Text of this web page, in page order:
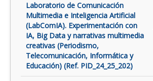
Laboratorio de Comunicación
Multimedia e Inteligencia Artificial
(LabComIA). Experimentación con
IA, Big Data y narrativas multimedia
creativas (Periodismo,
Telecomunicación, Informática y
Educación) (Ref. PID_24_25_202)